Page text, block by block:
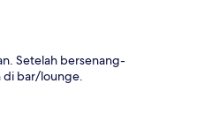
Setelah bersenang-
di bar/lounge.